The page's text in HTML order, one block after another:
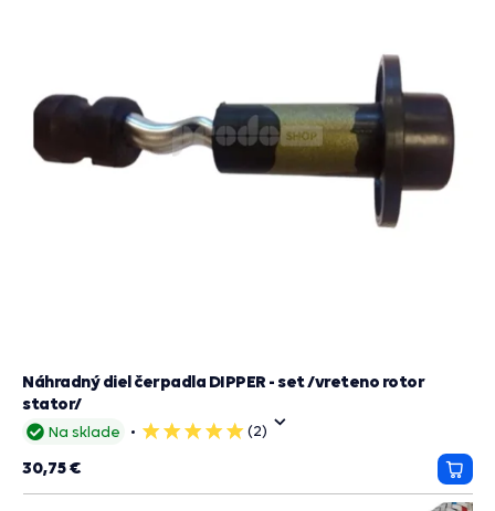
Na sklade
5
(2)
Náhradný diel čerpadla DIPPER - set /vreteno rotor
stator/
30,75 €
do